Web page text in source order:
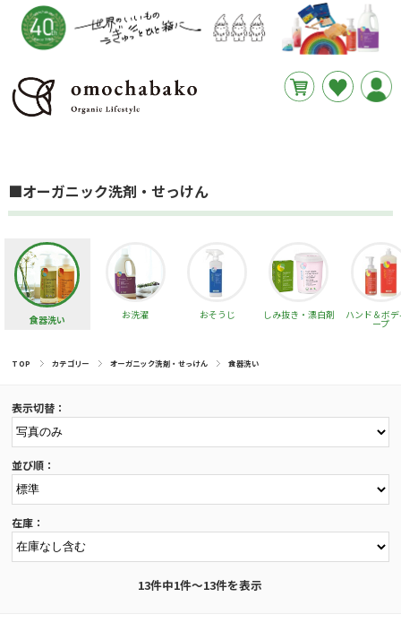
■オーガニック洗剤・せっけん
お洗濯
食器洗い おそうじ しみ抜き・漂白剤 ハンド＆ボデ
ープ
TOP カテゴリー オーガニック洗剤・せっけん 食器洗い
表示切替：
並び順：
在庫：
13件中1件～13件を表示